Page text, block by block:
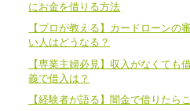
にお金を借りる方法
【プロが教える】カードローンの
い人はどうなる？
【専業主婦必見】収入がなくても
義で借入は？
【経験者が語る】闇金で借りたら